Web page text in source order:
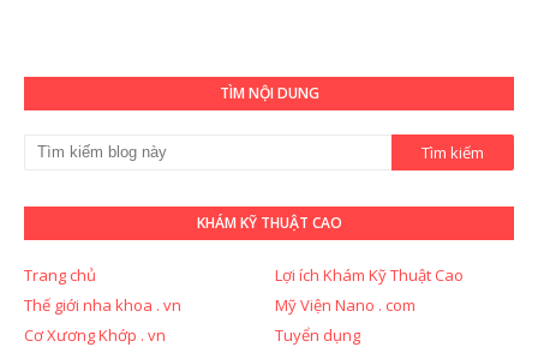
TÌM NỘI DUNG
KHÁM KỸ THUẬT CAO
Trang chủ
Lợi ích Khám Kỹ Thuật Cao
Thế giới nha khoa . vn
Mỹ Viện Nano . com
Cơ Xương Khớp . vn
Tuyển dụng